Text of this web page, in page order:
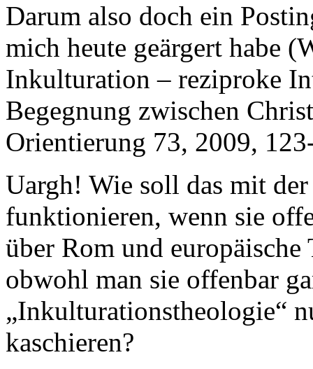
Darum also doch ein
mich heute geärgert habe
Inkulturation – reziproke
Begegnung zwischen
Orientierung 73, 2009,
Uargh! Wie soll das mit
funktionieren, wenn sie
über Rom und
obwohl man sie offenbar
„Inkulturationstheologie“
kaschieren?